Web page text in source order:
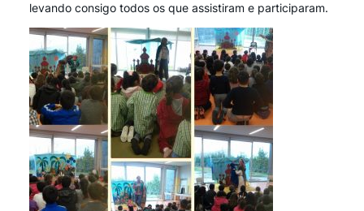
levando consigo todos os que assistiram e participaram.